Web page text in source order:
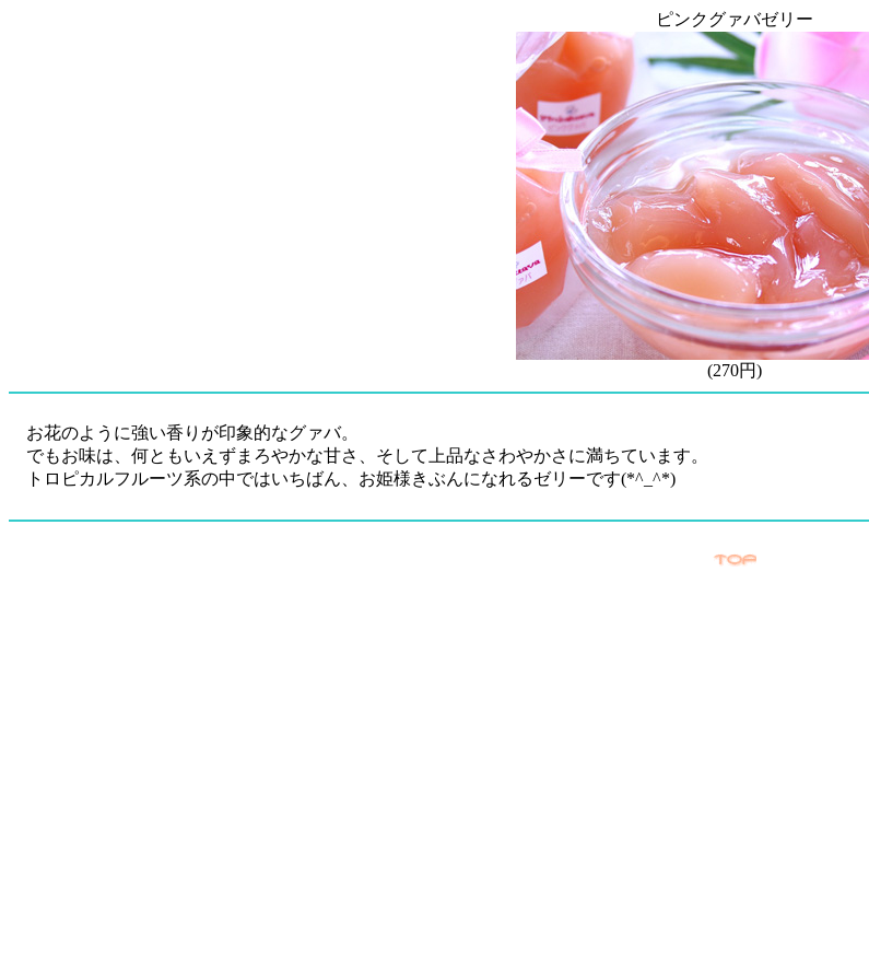
ピンクグァバゼリー
(270円)
お花のように強い香りが印象的なグァバ。
でもお味は、何ともいえずまろやかな甘さ、そして上品なさわやかさに満ちています。
トロピカルフルーツ系の中ではいちばん、お姫様きぶんになれるゼリーです(*^_^*)